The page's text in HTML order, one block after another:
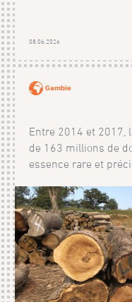
08.06.2026
Gambie
Entre 2014 et 2017,
de 163 millions de
essence rare et